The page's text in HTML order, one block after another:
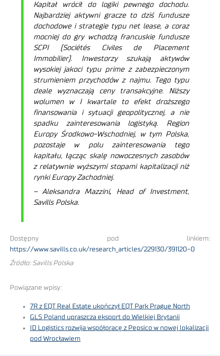
Kapitał wrócił do logiki pewnego dochodu.
Najbardziej aktywni gracze to dziś fundusze
dochodowe i strategie typu net lease, a coraz
mocniej do gry wchodzą francuskie fundusze
SCPI (Sociétés Civiles de Placement
Immobilier). Inwestorzy szukają aktywów
wysokiej jakoci typu prime z zabezpieczonym
strumieniem przychodów z najmu. Tego typu
deale
wyznaczają ceny transakcyjne. Niższy
wolumen w I kwartale to efekt droższego
finansowania i sytuacji geopolitycznej, a nie
spadku zainteresowania logistyką. Region
Europy Środkowo-Wschodniej, w tym Polska,
pozostaje w polu zainteresowania tego
kapitału, łącząc skalę nowoczesnych zasobów
z relatywnie wyższymi stopami kapitalizacji niż
rynki Europy Zachodniej.
– Aleksandra Mazzini, Head of Investment,
Savills Polska.
Dostępny pod linkiem:
https://www.savills.co.uk/research_articles/229130/391120-0
Źródło: Savills Polska
Powiązane wpisy:
7R z EQT Real Estate ukończył EQT Park Prague North
GLS Poland upraszcza eksport do Wielkiej Brytanii
ID Logistics rozwija współpracę z Pepsico w nowej lokalizacji
pod Wrocławiem